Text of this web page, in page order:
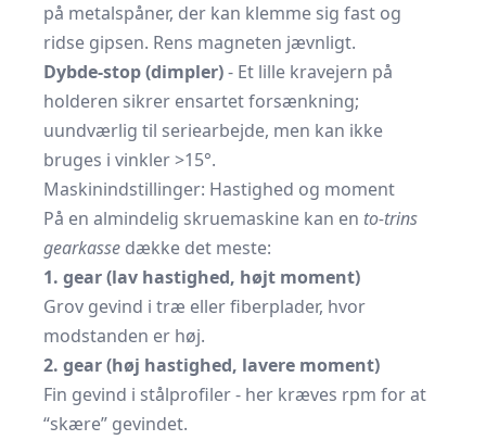
på metalspåner, der kan klemme sig fast og
ridse gipsen. Rens magneten jævnligt.
Dybde-stop (dimpler)- Et lille kravejern på
holderen sikrer ensartet forsænkning;
uundværlig til seriearbejde, men kan ikke
bruges i vinkler >15°.
Maskinindstillinger: Hastighed og moment
På en almindelig skruemaskine kan en to-trins
gearkasse dække det meste:
1. gear (lav hastighed, højt moment)
Grov gevind i træ eller fiberplader, hvor
modstanden er høj.
2. gear (høj hastighed, lavere moment)
Fin gevind i stålprofiler- her kræves rpm for at
“skære” gevindet.